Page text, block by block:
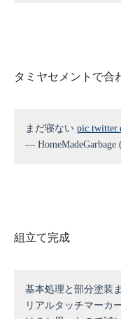
タミヤセメントで合
まだ寝ない
— HomeMadeGarbage
組立て完成
基本処理と部分塗装
リアルタッチマーカ